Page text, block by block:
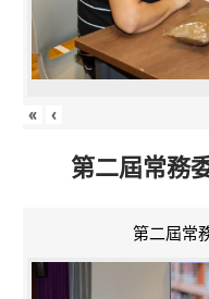
« ‹
第二屆常務
第二屆常